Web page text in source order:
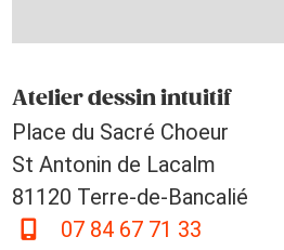
Atelier dessin intuitif
Place du Sacré Choeur
St Antonin de Lacalm
81120 Terre-de-Bancalié
07 84 67 71 33